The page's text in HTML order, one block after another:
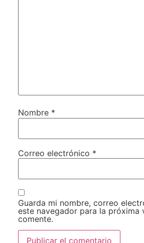
Nombre *
Correo electrónico *
Guarda mi nombre, correo
este navegador para la próxima
comente.